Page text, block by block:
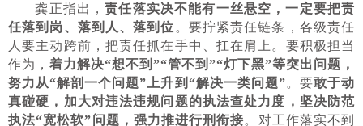
龚正指出，责任落实决不能有一丝悬空，一定要把责
任落到岗、落到人、落到位 。要拧紧责任链条，各级责任
人要主动跨前，把责任抓在手中、扛在肩上。要积极担当
作为， 着力解决“想不到”“管不到”“灯下黑”等突出问题，
努力从“解剖一个问题”上升到“解决一类问题”。要敢于动
真碰硬，加大对违法违规问题的执法查处力度，坚决防范
执法“宽松软”问题，强力推进行刑衔接。对工作落实不到